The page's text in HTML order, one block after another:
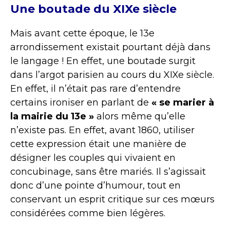
Une boutade du XIXe siècle
Mais avant cette époque, le 13e
arrondissement existait pourtant déjà dans
le langage ! En effet, une boutade surgit
dans l’argot parisien au cours du XIXe siècle.
En effet, il n’était pas rare d’entendre
certains ironiser en parlant de « se marier à
la mairie du 13e » alors même qu’elle
n’existe pas. En effet, avant 1860, utiliser
cette expression était une manière de
désigner les couples qui vivaient en
concubinage, sans être mariés. Il s’agissait
donc d’une pointe d’humour, tout en
conservant un esprit critique sur ces mœurs
considérées comme bien légères.